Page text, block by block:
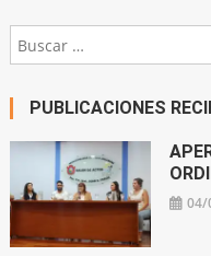
PUBLICACIONES
04/